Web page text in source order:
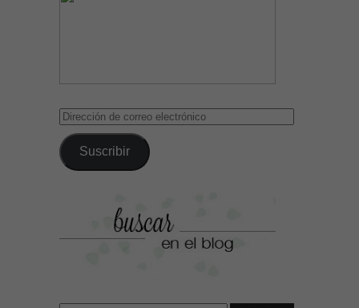
Dirección
correo
electrónico
Suscribir